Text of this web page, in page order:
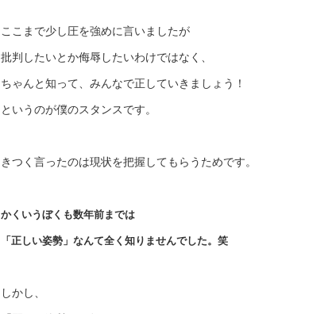
ここまで少し圧を強めに言いましたが
批判したいとか侮辱したいわけではなく、
ちゃんと知って、みんなで正していきましょう！
というのが僕のスタンスです。
きつく言ったのは現状を把握してもらうためです。
かくいうぼくも数年前までは
「正しい姿勢」なんて全く知りませんでした。笑
しかし、